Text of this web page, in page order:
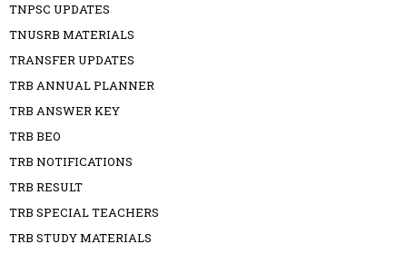
TNPSC UPDATES
TNUSRB MATERIALS
TRANSFER UPDATES
TRB ANNUAL PLANNER
TRB ANSWER KEY
TRB BEO
TRB NOTIFICATIONS
TRB RESULT
TRB SPECIAL TEACHERS
TRB STUDY MATERIALS